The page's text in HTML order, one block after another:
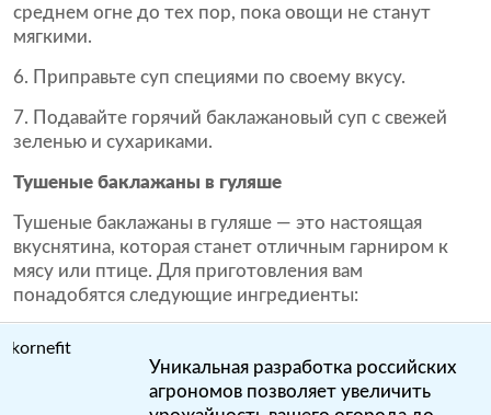
среднем огне до тех пор, пока овощи не станут
мягкими.
6. Приправьте суп специями по своему вкусу.
7. Подавайте горячий баклажановый суп с свежей
зеленью и сухариками.
Тушеные баклажаны в гуляше
Тушеные баклажаны в гуляше — это настоящая
вкуснятина, которая станет отличным гарниром к
мясу или птице. Для приготовления вам
понадобятся следующие ингредиенты:
Уникальная разработка российских
агрономов позволяет увеличить